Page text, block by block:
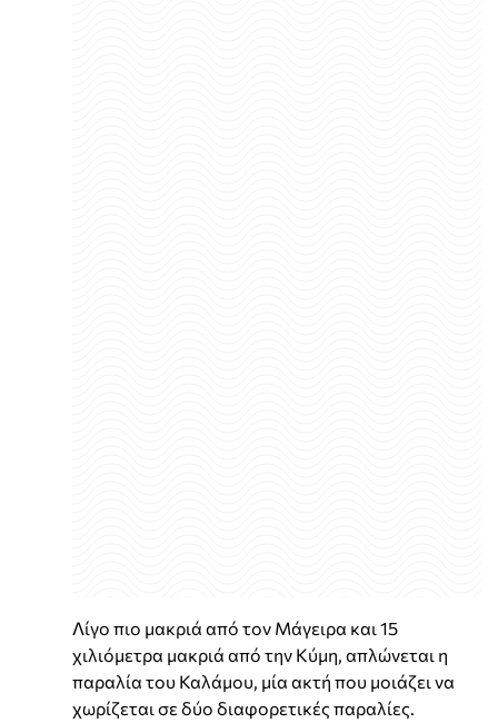
Λίγο πιο μακριά από τον Μάγειρα και 15
χιλιόμετρα μακριά από την Κύμη, απλώνεται η
παραλία του Καλάμου, μία ακτή που μοιάζει να
χωρίζεται σε δύο διαφορετικές παραλίες.